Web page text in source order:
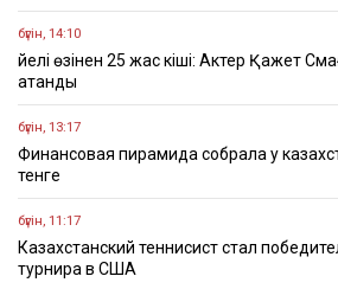
бүгін, 14:10
Әйелі өзінен 25 жас кіші: Актер Қажет
атанды
бүгін, 13:17
Финансовая пирамида собрала у
тенге
бүгін, 11:17
Казахстанский теннисист стал
турнира в США